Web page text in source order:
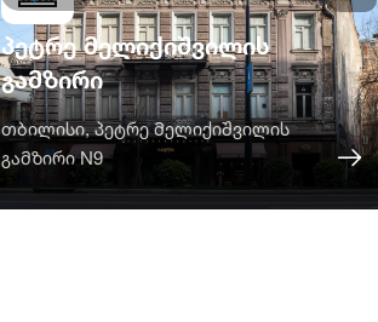
პეტრე მელიქიშვილის
გამზირი
თბილისი, პეტრე მელიქიშვილის
გამზირი N9